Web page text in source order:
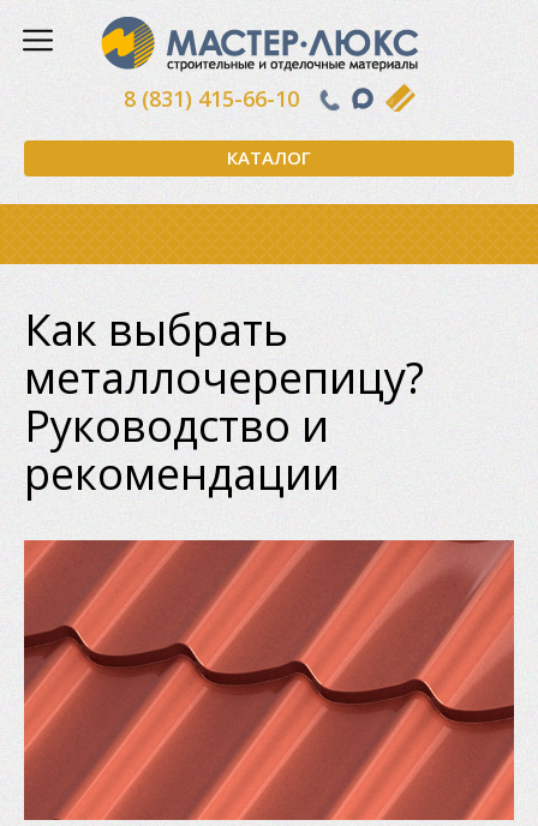
КАТАЛОГ
8 (831) 415-66-10
Как выбрать
металлочерепицу?
Руководство и
рекомендации